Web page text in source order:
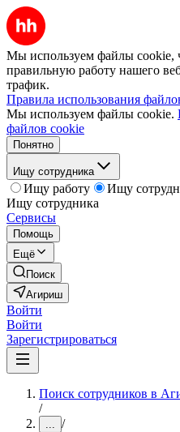
Мы используем файлы cookie,
правильную работу нашего
трафик.
Правила использования
Мы используем файлы cookie.
файлов cookie
Понятно
Ищу сотрудника
Ищу работу
Ищу
Ищу сотрудника
Сервисы
Помощь
Ещё
Поиск
Агириш
Войти
Войти
Зарегистрироваться
Поиск сотрудников в
/
... /